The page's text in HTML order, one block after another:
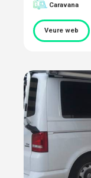
Caravana
Veure web